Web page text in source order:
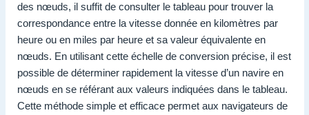
des nœuds, il suffit de consulter le tableau pour trouver la
correspondance entre la vitesse donnée en kilomètres par
heure ou en miles par heure et sa valeur équivalente en
nœuds. En utilisant cette échelle de conversion précise, il est
possible de déterminer rapidement la vitesse d’un navire en
nœuds en se référant aux valeurs indiquées dans le tableau.
Cette méthode simple et efficace permet aux navigateurs de